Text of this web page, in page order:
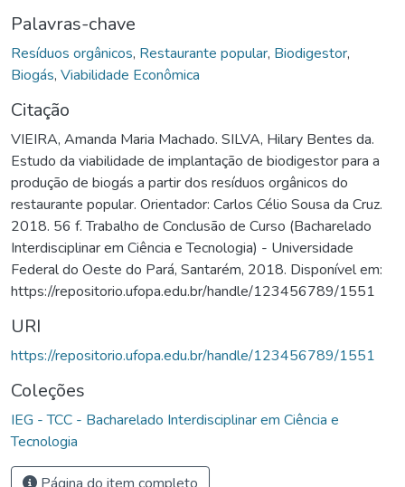
Palavras-chave
Resíduos orgânicos, Restaurante popular, Biodigestor,
Biogás, Viabilidade Econômica
Citação
VIEIRA, Amanda Maria Machado. SILVA, Hilary Bentes da.
Estudo da viabilidade de implantação de biodigestor para a
produção de biogás a partir dos resíduos orgânicos do
restaurante popular. Orientador: Carlos Célio Sousa da Cruz.
2018. 56 f. Trabalho de Conclusão de Curso (Bacharelado
Interdisciplinar em Ciência e Tecnologia) - Universidade
Federal do Oeste do Pará, Santarém, 2018. Disponível em:
https://repositorio.ufopa.edu.br/handle/123456789/1551
URI
https://repositorio.ufopa.edu.br/handle/123456789/1551
Coleções
IEG - TCC - Bacharelado Interdisciplinar em Ciência e
Tecnologia